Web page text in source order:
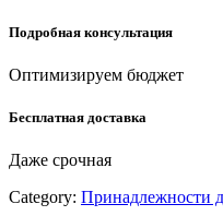
Подробная консультация
Оптимизируем бюджет
Бесплатная доставка
Даже срочная
Category: Принадлежности